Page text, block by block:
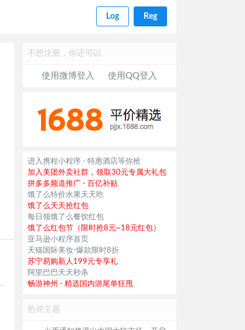
Log Reg
不想注册，你还可以
使用微博登入 使用QQ登入
进入携程小程序 - 特惠酒店等你抢
加入美团外卖社群，领取30元专属大礼包
拼多多频道推广 - 百亿补贴
饿了么特价水果天天吃
饿了么天天抢红包
每日领饿了么餐饮红包
饿了么红包节（限时抢8元~18元红包）
亚马逊小程序首页
天猫国际美妆-爆款限时8折
苏宁易购新人199元专享礼
阿里巴巴天天秒杀
畅游神州 - 精选国内游尾单狂甩
热评主题